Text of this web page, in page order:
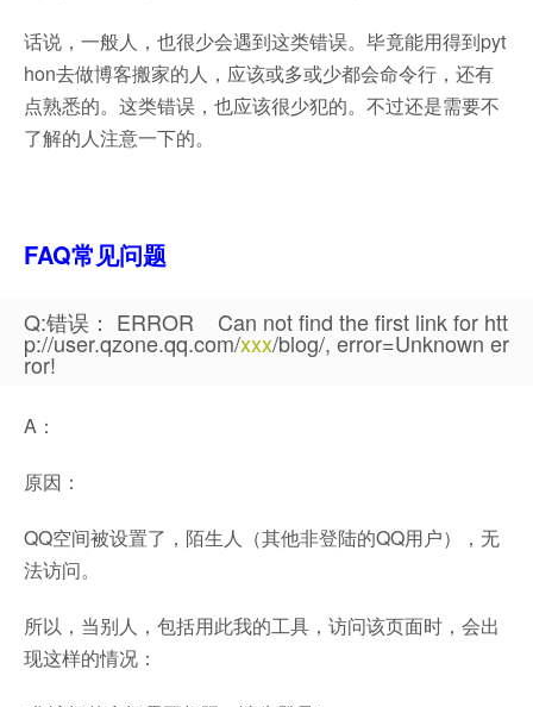
话说，一般人，也很少会遇到这类错误。毕竟能用得到pyt
hon去做博客搬家的人，应该或多或少都会命令行，还有
点熟悉的。这类错误，也应该很少犯的。不过还是需要不
了解的人注意一下的。
FAQ常见问题
Q:错误： ERROR Can not find the first link for htt
p://user.qzone.qq.com/xxx/blog/, error=Unknown er
ror!
A：
原因：
QQ空间被设置了，陌生人（其他非登陆的QQ用户），无
法访问。
所以，当别人，包括用此我的工具，访问该页面时，会出
现这样的情况：